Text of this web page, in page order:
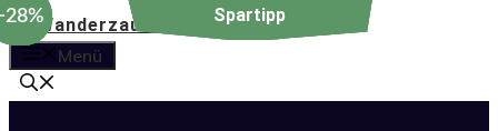
Zum
Inhalt
springen
Menü